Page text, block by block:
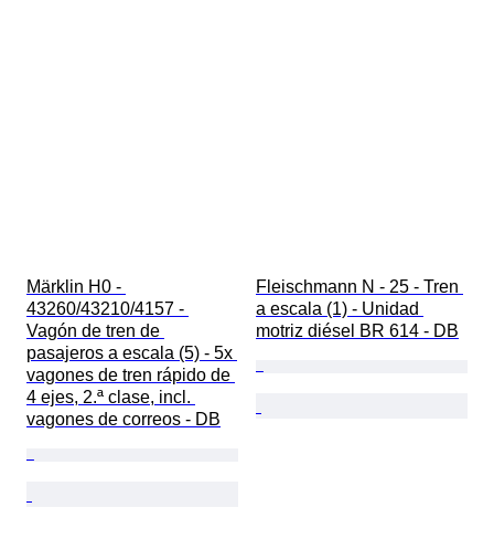
Märklin H0 -
43260/43210/4157 -
Vagón de tren de
pasajeros a escala (5) - 5x
vagones de tren rápido de
4 ejes, 2.ª clase, incl.
vagones de correos - DB
Fleischmann N - 25 - Tren
a escala (1) - Unidad
motriz diésel BR 614 - DB